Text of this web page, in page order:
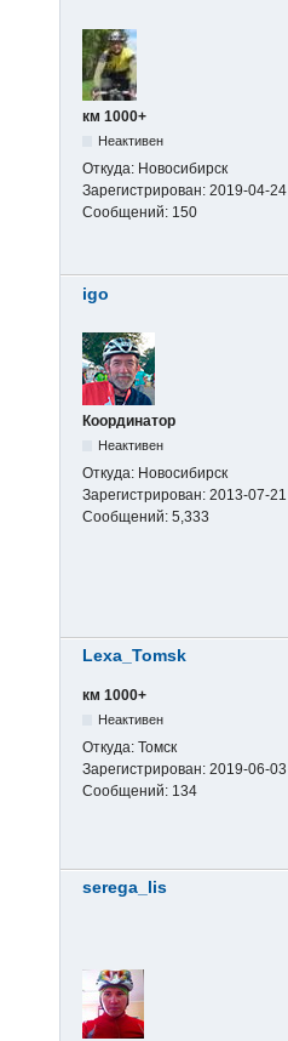
км 1000+
Неактивен
Откуда: Новосибирск
Зарегистрирован: 2019-04-24
Сообщений: 150
igo
Координатор
Неактивен
Откуда: Новосибирск
Зарегистрирован: 2013-07-21
Сообщений: 5,333
Lexa_Tomsk
км 1000+
Неактивен
Откуда: Томск
Зарегистрирован: 2019-06-03
Сообщений: 134
serega_lis